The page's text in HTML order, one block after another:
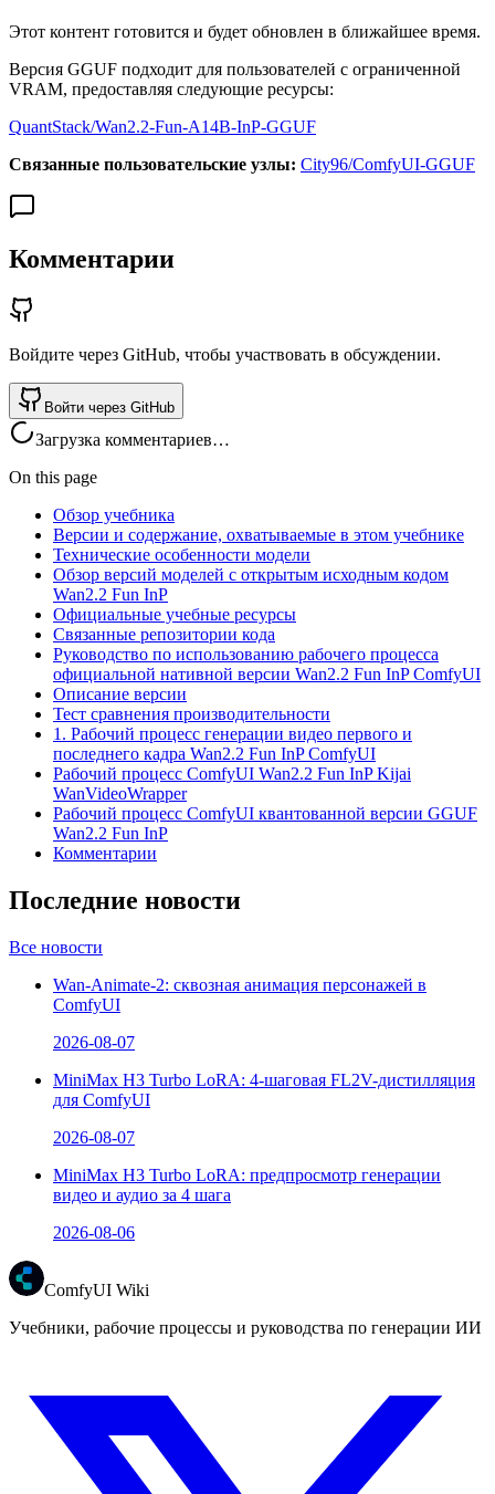
Этот контент готовится и будет обновлен в ближайшее время.
Версия GGUF подходит для пользователей с ограниченной
VRAM, предоставляя следующие ресурсы:
QuantStack/Wan2.2-Fun-A14B-InP-GGUF
Связанные пользовательские узлы: City96/ComfyUI-GGUF
Комментарии
Войдите через GitHub, чтобы участвовать в обсуждении.
Войти через GitHub
Загрузка комментариев…
On this page
Обзор учебника
Версии и содержание, охватываемые в этом учебнике
Технические особенности модели
Обзор версий моделей с открытым исходным кодом
Wan2.2 Fun InP
Официальные учебные ресурсы
Связанные репозитории кода
Руководство по использованию рабочего процесса
официальной нативной версии Wan2.2 Fun InP ComfyUI
Описание версии
Тест сравнения производительности
1. Рабочий процесс генерации видео первого и
последнего кадра Wan2.2 Fun InP ComfyUI
Рабочий процесс ComfyUI Wan2.2 Fun InP Kijai
WanVideoWrapper
Рабочий процесс ComfyUI квантованной версии GGUF
Wan2.2 Fun InP
Комментарии
Последние новости
Все новости
Wan-Animate-2: сквозная анимация персонажей в
ComfyUI
2026-08-07
MiniMax H3 Turbo LoRA: 4-шаговая FL2V-дистилляция
для ComfyUI
2026-08-07
MiniMax H3 Turbo LoRA: предпросмотр генерации
видео и аудио за 4 шага
2026-08-06
ComfyUI Wiki
Учебники, рабочие процессы и руководства по генерации ИИ